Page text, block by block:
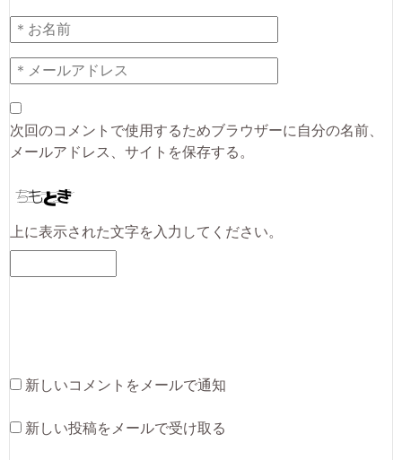
次回のコメントで使用するためブラウザーに自分の名前、
メールアドレス、サイトを保存する。
上に表示された文字を入力してください。
新しいコメントをメールで通知
新しい投稿をメールで受け取る